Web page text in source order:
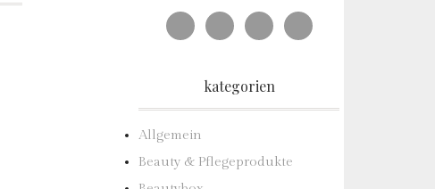
kategorien
Allgemein
Beauty & Pflegeprodukte